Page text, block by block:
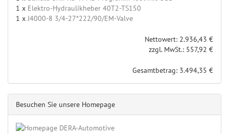
1 x Elektro-Hydraulikheber 40T2-TS150
1 xJ4000-8 3/4-27*222/90/EM-Valve
Nettowert: 2.936,43 €
zzgl. MwSt.: 557,92 €
Gesamtbetrag: 3.494,35 €
Besuchen Sie unsere Homepage